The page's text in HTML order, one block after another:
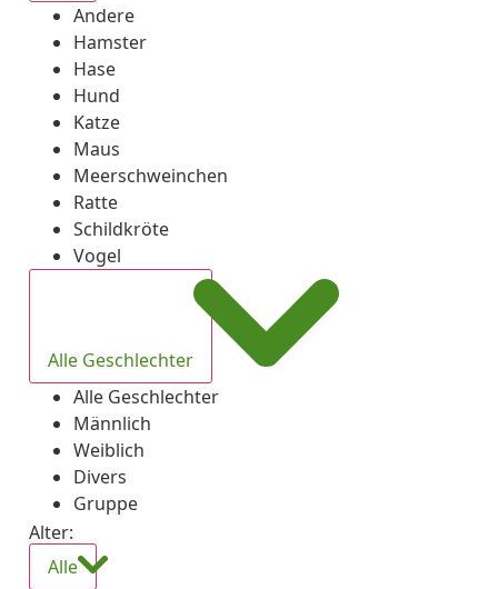
Andere
Hamster
Hase
Hund
Katze
Maus
Meerschweinchen
Ratte
Schildkröte
Vogel
Alle Geschlechter
Alle Geschlechter
Männlich
Weiblich
Divers
Gruppe
Alter:
Alle